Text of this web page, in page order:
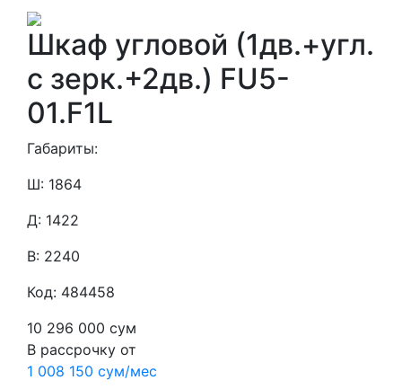
Шкаф угловой (1дв.+угл.
с зерк.+2дв.) FU5-
01.F1L
Габариты:
Ш: 1864
Д: 1422
В: 2240
Код: 484458
10 296 000 сум
В рассрочку от
1 008 150 сум/мес